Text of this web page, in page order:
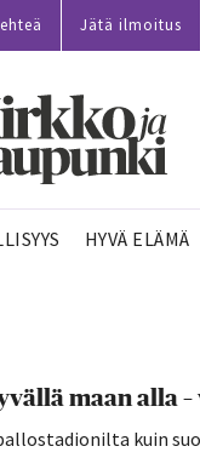
Jätä ilmoitus
HYVÄ ELÄMÄ
maan alla
kuin